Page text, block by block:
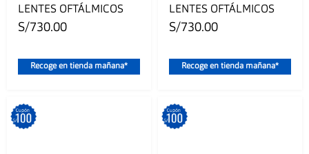
LENTES OFTÁLMICOS
S/730.00
Recoge en tienda mañana*
LENTES OFTÁLMICOS
S/730.00
Recoge en tienda mañana*